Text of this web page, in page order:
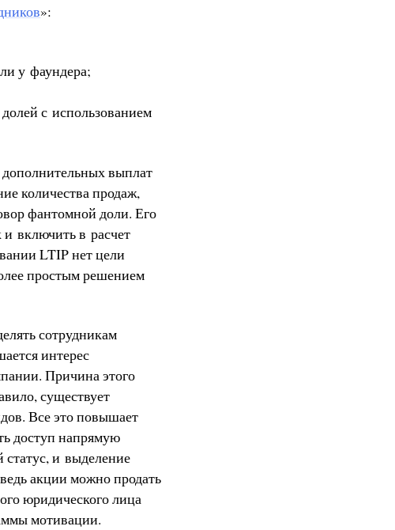
»:
у фаундера;
с использованием
выплат
количества продаж,
фантомной доли. Его
и включить в расчет
LTIP нет цели
простым решением
сотрудникам
интерес
Причина этого
существует
Все это повышает
доступ напрямую
статус, и выделение
акции можно продать
юридического лица
мотивации.